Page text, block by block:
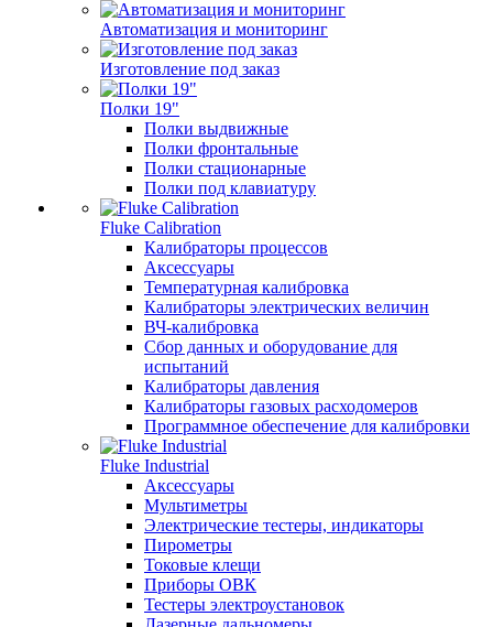
Автоматизация и мониторинг
Изготовление под заказ
Полки 19"
Полки выдвижные
Полки фронтальные
Полки стационарные
Полки под клавиатуру
Fluke Calibration
Калибраторы процессов
Аксессуары
Температурная калибровка
Калибраторы электрических величин
ВЧ-калибровка
Сбор данных и оборудование для
испытаний
Калибраторы давления
Калибраторы газовых расходомеров
Программное обеспечение для калибровки
Fluke Industrial
Аксессуары
Мультиметры
Электрические тестеры, индикаторы
Пирометры
Токовые клещи
Приборы ОВК
Тестеры электроустановок